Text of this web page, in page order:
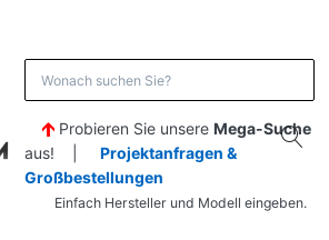
Probieren Sie unsere Mega-Suche
aus! | Projektanfragen &
Großbestellungen
Einfach Hersteller und Modell eingeben.